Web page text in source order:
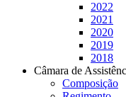
2022
2021
2020
2019
2018
Câmara de
Composição